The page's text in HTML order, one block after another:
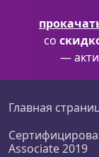
со
—
Главная
Associate 2019